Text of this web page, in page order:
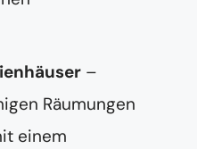
–
Räumungen
einem